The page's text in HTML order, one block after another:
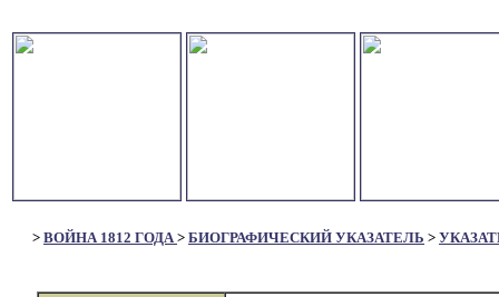
> ВОЙНА 1812 ГОДА> БИОГРАФИЧЕСКИЙ УКАЗАТЕЛЬ >